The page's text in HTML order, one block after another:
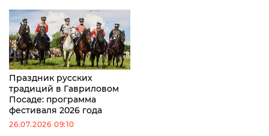
Праздник русских
традиций в Гавриловом
Посаде: программа
фестиваля 2026 года
26.07.2026 09:10